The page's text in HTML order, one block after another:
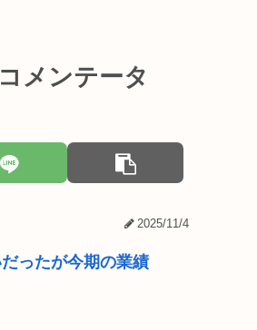
メンテータ
2025/11/4
ったが今期の業績